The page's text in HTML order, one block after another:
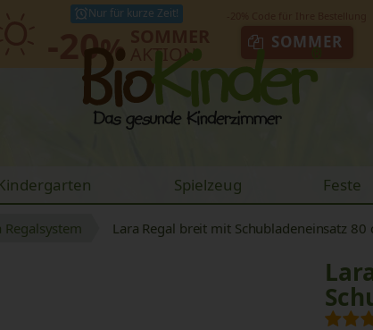
Nur für kurze Zeit!
-20% AKTION
SOMMER
Spielzeug Feste
Regalsystem Lara Regal breit mit Schubladeneinsatz 80